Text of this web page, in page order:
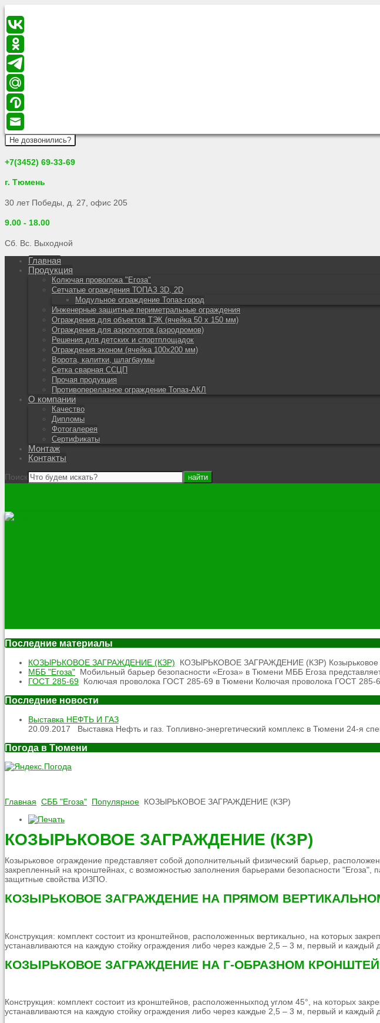
Не дозвонились?
+7(3452) 69-33-69
г. Тюмень
30 лет Победы, д. 27, офис 205
9.00 - 18.00
Сб. Вс. Выходной
Главная
Продукция
Колючая проволока "Егоза"
Сетчатые ограждения ТОПАЗ 3D, 2D
Модульное ограждение Топаз-город
Инженерные защитные периметральные ограждения
Ограждения для объектов ТЭК (ячейка 50 х 150 мм)
Ограждения для аэропортов (аэродромов)
Решения для детских и спортплощадок
Ограждения эконом (ячейка 100х200 мм)
Ворота, калитки, шлагбаумы
Сетка сварная ССЦП
Прочая продукция
Противоперелазное ограждение Топаз-АКЛ
О компании
Качество
Дипломы
Фотогалерея
Сертификаты
Монтаж
Контакты
Поиск
Последние материалы
КОЗЫРЬКОВОЕ ЗАГРАЖДЕНИЕ (КЗР)
КОЗЫРЬКОВОЕ ЗАГРАЖДЕНИЕ (КЗР) Козырьковое
МББ "Егоза" Мобильный барьер безопасности «Егоза» в Тюмени МББ Егоза
ГОСТ 285-69 Колючая проволока ГОСТ 285-69 в Тюмени Колючая проволока ГОСТ 285-
Последние новости
Выставка НЕФТЬ И ГАЗ
20.09.2017
Выставка Нефть и газ. Топливно-энергетический комплекс в Тюмени 24-я
Погода в Тюмени
Главная СББ "Егоза" Популярное КОЗЫРЬКОВОЕ ЗАГРАЖДЕНИЕ (КЗР)
КОЗЫРЬКОВОЕ ЗАГРАЖДЕНИЕ (КЗР)
Козырьковое ограждение представляет собой дополнительный физический барьер,
закрепленный на кронштейнах, с возможностью заполнения барьерами безопасности
защитные свойства ИЗПО.
КОЗЫРЬКОВОЕ ЗАГРАЖДЕНИЕ НА ПРЯМОМ
Конструкция: комплект состоит из кронштейнов, расположенных вертикально, на которых
устанавливаются на каждую стойку ограждения либо через каждые 2,5 – 3 м, первый и каждый
КОЗЫРЬКОВОЕ ЗАГРАЖДЕНИЕ НА Г-ОБРАЗНОМ
Конструкция: комплект состоит из кронштейнов, расположенныхпод углом 45°, на которых
устанавливаются на каждую стойку ограждения либо через каждые 2,5 – 3 м, первый и каждый